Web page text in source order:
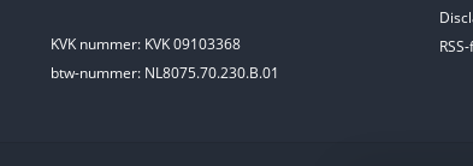
KVK nummer: KVK 09103368
btw-nummer: NL8075.70.230.B.01